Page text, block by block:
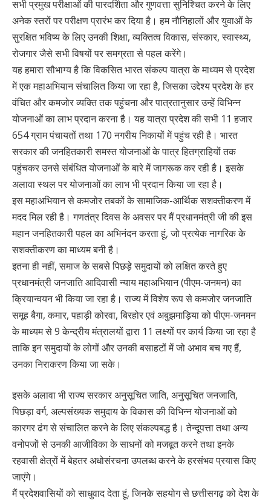
सभी प्रमुख परीक्षाओं की पारदर्शिता और गुणवत्ता सुनिश्चित करने के लिए
अनेक स्तरों पर परीक्षण प्रारंभ कर दिया है। हम नौनिहालों और युवाओं के
सुरक्षित भविष्य के लिए उनकी शिक्षा, व्यक्तित्व विकास, संस्कार, स्वास्थ्य,
रोजगार जैसे सभी विषयों पर समग्रता से पहल करेंगे।
यह हमारा सौभाग्य है कि विकसित भारत संकल्प यात्रा के माध्यम से प्रदेश
में एक महाअभियान संचालित किया जा रहा है, जिसका उद्देश्य प्रदेश के हर
वंचित और कमजोर व्यक्ति तक पहुंचना और पात्रतानुसार उन्हें विभिन्न
योजनाओं का लाभ प्रदान करना है। यह यात्रा प्रदेश की सभी 11 हजार
654 ग्राम पंचायतों तथा 170 नगरीय निकायों में पहुंच रही है। भारत
सरकार की जनहितकारी समस्त योजनाओं के पात्र हितग्राहियों तक
पहुंचकर उनसे संबंधित योजनाओं के बारे में जागरूक कर रही है। इसके
अलावा स्थल पर योजनाओं का लाभ भी प्रदान किया जा रहा है।
इस महाअभियान से कमजोर तबकों के सामाजिक-आर्थिक सशक्तीकरण में
मदद मिल रही है। गणतंत्र दिवस के अवसर पर मैं प्रधानमंत्री जी की इस
महान जनहितकारी पहल का अभिनंदन करता हूं, जो प्रत्येक नागरिक के
सशक्तीकरण का माध्यम बनी है।
इतना ही नहीं, समाज के सबसे पिछड़े समुदायों को लक्षित करते हुए
प्रधानमंत्री जनजाति आदिवासी न्याय महाअभियान (पीएम-जनमन) का
क्रियान्वयन भी किया जा रहा है। राज्य में विशेष रूप से कमजोर जनजाति
समूह बैगा, कमार, पहाड़ी कोरवा, बिरहोर एवं अबुझमाड़िया को पीएम-जनमन
के माध्यम से 9 केन्द्रीय मंत्रालयों द्वारा 11 लक्ष्यों पर कार्य किया जा रहा है
ताकि इन समुदायों के लोगों और उनकी बसाहटों में जो अभाव बच गए हैं,
उनका निराकरण किया जा सके।
इसके अलावा भी राज्य सरकार अनुसूचित जाति, अनुसूचित जनजाति,
पिछड़ा वर्ग, अल्पसंख्यक समुदाय के विकास की विभिन्न योजनाओं को
कारगर ढंग से संचालित करने के लिए संकल्पबद्ध है। तेन्दूपत्ता तथा अन्य
वनोपजों से उनकी आजीविका के साधनों को मजबूत करने तथा इनके
रहवासी क्षेत्रों में बेहतर अधोसंरचना उपलब्ध करने के हरसंभव प्रयास किए
जाएंगे।
मैं प्रदेशवासियों को साधुवाद देता हूं, जिनके सहयोग से छत्तीसगढ़ को देश के